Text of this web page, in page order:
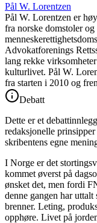
Pål W. Lorentzen
Pål W. Lorentzen er
fra norske domstoler
Advokatforenings
lang rekke
kulturlivet. Pål W.
fra starten i 2010 og
Debatt
Dette er et
redaksjonelle
skribentens egne
I Norge er det
kommet øverst på
ønsket det, men fordi
denne gangen har
brenner. Leting,
opphøre. Livet på